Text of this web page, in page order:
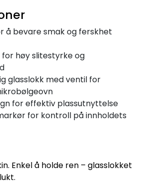
å bevare smak og ferskhet
for høy slitestyrke og
glasslokk med ventil for
for effektiv plassutnyttelse
for kontroll på innholdets
Enkel å holde ren – glasslokket